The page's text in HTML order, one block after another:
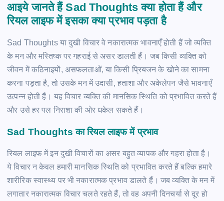
आइये जानते हैं Sad Thoughts क्या होता हैं और
रियल लाइफ में इसका क्या प्रभाव पड़ता है
Sad Thoughts या दुखी विचार वे नकारात्मक भावनाएँ होती हैं जो व्यक्ति
के मन और मस्तिष्क पर गहराई से असर डालती हैं। जब किसी व्यक्ति को
जीवन में कठिनाइयों, असफलताओं, या किसी प्रियजन के खोने का सामना
करना पड़ता है, तो उसके मन में उदासी, हताशा और अकेलेपन जैसे भावनाएँ
उत्पन्न होती हैं। यह विचार व्यक्ति की मानसिक स्थिति को प्रभावित करते हैं
और उसे हर पल निराशा की ओर धकेल सकते हैं।
Sad Thoughts का रियल लाइफ में प्रभाव
रियल लाइफ में इन दुखी विचारों का असर बहुत व्यापक और गहरा होता है।
ये विचार न केवल हमारी मानसिक स्थिति को प्रभावित करते हैं बल्कि हमारे
शारीरिक स्वास्थ्य पर भी नकारात्मक प्रभाव डालते हैं। जब व्यक्ति के मन में
लगातार नकारात्मक विचार चलते रहते हैं, तो वह अपनी दिनचर्या से दूर हो